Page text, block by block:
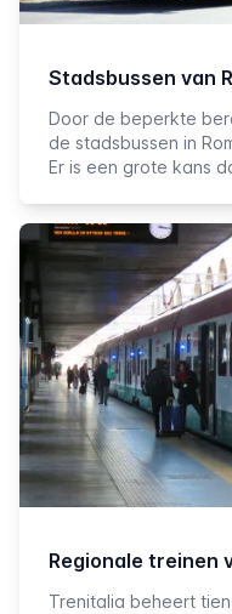
Stadsbussen van
Door de beperkte
de stadsbussen in
Er is een grote kans
Regionale treinen
Trenitalia beheert